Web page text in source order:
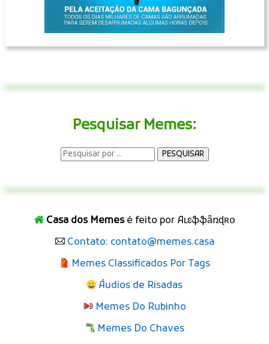
Pesquisar Memes:
Casa dos Memesé feito por Aʟɛֆֆǟռɖʀօ
Contato: contato@memes.casa
Memes Classificados Por Tags
Áudios de Risadas
Memes Do Rubinho
Memes Do Chaves